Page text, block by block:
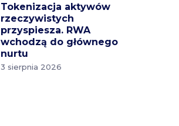
Tokenizacja aktywów
rzeczywistych
przyspiesza. RWA
wchodzą do głównego
nurtu
3 sierpnia 2026